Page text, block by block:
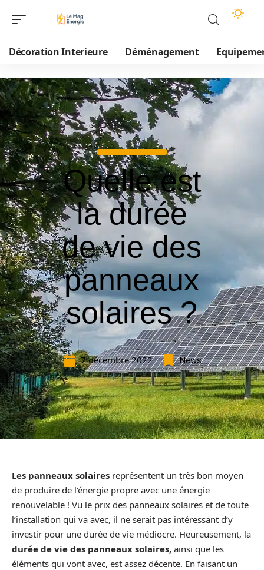
Décoration Interieure Déménagement
Quelle est
la durée
de vie des
panneaux
solaires ?
7 décembre 2022 News
Les panneaux solaires représentent un très bon moyen
de produire de l’énergie propre avec une énergie
renouvelable ! Vu le prix des panneaux solaires et de toute
l’installation qui va avec, il ne serait pas intéressant d’y
investir pour une durée de vie médiocre. Heureusement, la
durée de vie des panneaux solaires, ainsi que les
éléments qui vont avec, est assez décente. En faisant un